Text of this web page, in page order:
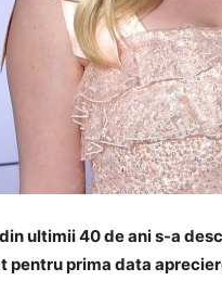
ultimii 40 de ani s-a
pentru prima data